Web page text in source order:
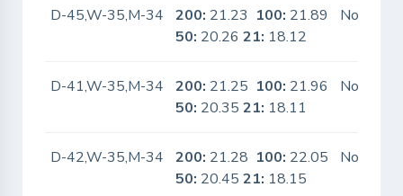
D-45,W-35,M-34 200: 21.23 100: 21.89
50: 20.2621: 18.12
No
D-41,W-35,M-34 200: 21.25 100: 21.96
50: 20.3521: 18.11
No
D-42,W-35,M-34 200: 21.28 100: 22.05
50: 20.4521: 18.15
No